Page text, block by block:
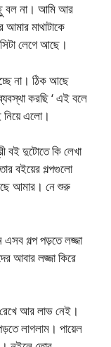
বল না। আমি আর
মাথাটাকে
লেগে আছে।
না। ঠিক আছে
করছি ‘ এই বলে
নিয়ে এলো।
বই দুটোতে কি লেখা
বইয়ের গল্পগুলো
আমার। নে শুরু
এসব গল্প পড়তে লজ্জা
আবার লজ্জা কিরে
রেখে আর লাভ নেই।
লাগলাম। পায়েল